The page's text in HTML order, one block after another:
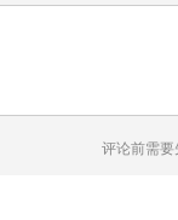
评论前需要